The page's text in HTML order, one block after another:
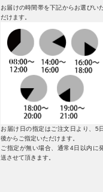
お届けの時間帯を下記からお選びい
だけます。
お届け日の指定はご注文日より、5日
後からご指定いただけます。
ご指定が無い場合、通常4日以内に
送させて頂きます。